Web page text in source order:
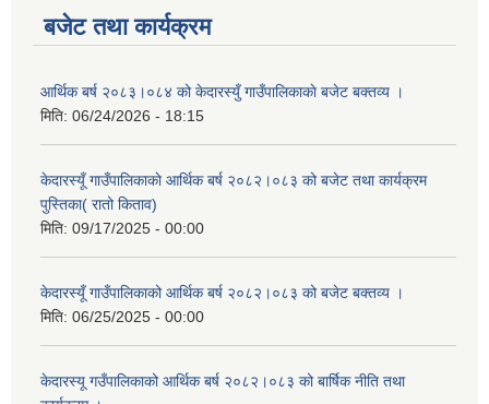
बजेट तथा कार्यक्रम
आर्थिक बर्ष २०८३।०८४ को केदारस्युँ गाउँपालिकाकाे बजेट बक्तव्य ।
मिति: 06/24/2026 - 18:15
केदारस्यूँ गाउँपालिकाकाे आर्थिक बर्ष २०८२।०८३ को बजेट तथा कार्यक्रम
पुस्तिका( रातो किताव)
मिति: 09/17/2025 - 00:00
केदारस्यूँ गाउँपालिकाको आर्थिक बर्ष २०८२।०८३ को बजेट बक्तव्य ।
मिति: 06/25/2025 - 00:00
केदारस्यू गउँपालिकाको आर्थिक बर्ष २०८२।०८३ को बार्षिक नीति तथा